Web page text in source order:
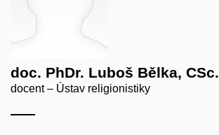
doc. PhDr. Luboš Bělka, CSc.
docent – Ústav religionistiky